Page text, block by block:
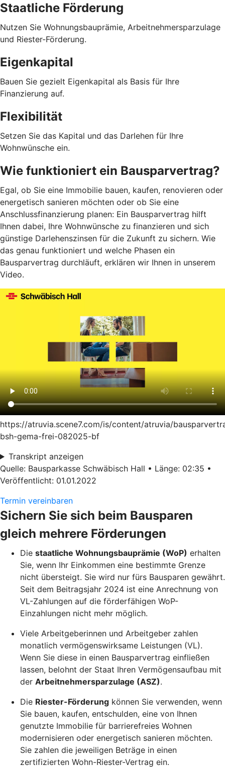
Staatliche Förderung
Nutzen Sie Wohnungsbauprämie, Arbeitnehmersparzulage
und Riester-Förderung.
Eigenkapital
Bauen Sie gezielt Eigenkapital als Basis für Ihre
Finanzierung auf.
Flexibilität
Setzen Sie das Kapital und das Darlehen für Ihre
Wohnwünsche ein.
Wie funktioniert ein Bausparvertrag?
Egal, ob Sie eine Immobilie bauen, kaufen, renovieren oder
energetisch sanieren möchten oder ob Sie eine
Anschlussfinanzierung planen: Ein Bausparvertrag hilft
Ihnen dabei, Ihre Wohnwünsche zu finanzieren und sich
günstige Darlehenszinsen für die Zukunft zu sichern. Wie
das genau funktioniert und welche Phasen ein
Bausparvertrag durchläuft, erklären wir Ihnen in unserem
Video.
https://atruvia.scene7.com/is/content/atruvia/
bsh-gema-frei-082025-bf
Transkript anzeigen
Quelle: Bausparkasse Schwäbisch Hall • Länge: 02:35 •
Veröffentlicht: 01.01.2022
Termin vereinbaren
Sichern Sie sich beim Bausparen
gleich mehrere Förderungen
Die staatliche Wohnungsbauprämie (WoP) erhalten
Sie, wenn Ihr Einkommen eine bestimmte Grenze
nicht übersteigt. Sie wird nur fürs Bausparen gewährt.
Seit dem Beitragsjahr 2024 ist eine Anrechnung von
VL-Zahlungen auf die förderfähigen WoP-
Einzahlungen nicht mehr möglich.
Viele Arbeitgeberinnen und Arbeitgeber zahlen
monatlich vermögenswirksame Leistungen (VL).
Wenn Sie diese in einen Bausparvertrag einfließen
lassen, belohnt der Staat Ihren Vermögensaufbau mit
der Arbeitnehmersparzulage (ASZ).
Die Riester-Förderung können Sie verwenden, wenn
Sie bauen, kaufen, entschulden, eine von Ihnen
genutzte Immobilie für barrierefreies Wohnen
modernisieren oder energetisch sanieren möchten.
Sie zahlen die jeweiligen Beträge in einen
zertifizierten Wohn-Riester-Vertrag ein.